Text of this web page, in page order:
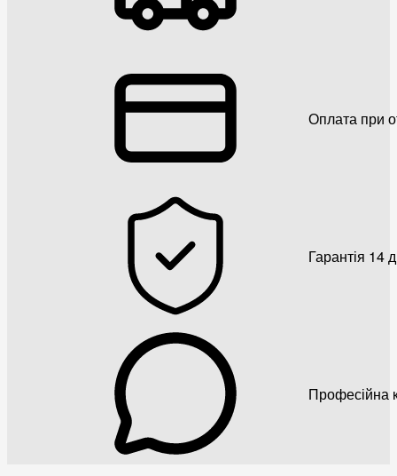
Оплата при
Гарантія 14
Професійна